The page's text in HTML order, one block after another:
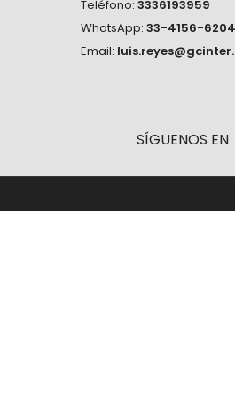
Teléfono: 3336193959
WhatsApp: 33-4156-6204
Email:
SÍGUENOS EN